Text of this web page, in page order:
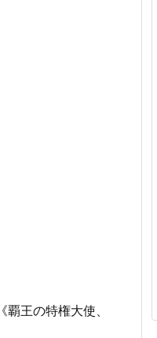
王の特権大使、